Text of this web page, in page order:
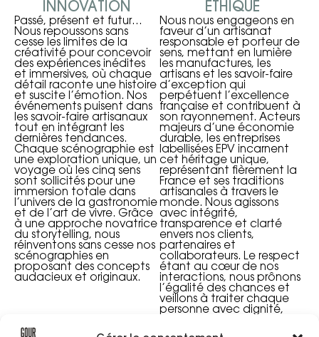
INNOVATION
Passé, présent et futur…
Nous repoussons sans
cesse les limites de la
créativité pour concevoir
des expériences inédites
et immersives, où chaque
détail raconte une histoire
et suscite l’émotion. Nos
événements puisent dans
les savoir-faire artisanaux
tout en intégrant les
dernières tendances.
Chaque scénographie est
une exploration unique, un
voyage où les cinq sens
sont sollicités pour une
immersion totale dans
l’univers de la gastronomie
et de l’art de vivre. Grâce
à une approche novatrice
du storytelling, nous
réinventons sans cesse nos
scénographies en
proposant des concepts
audacieux et originaux.
ETHIQUE
Nous nous engageons en
faveur d’un artisanat
responsable et porteur de
sens, mettant en lumière
les manufactures, les
artisans et les savoir-faire
d’exception qui
perpétuent l’excellence
française et contribuent à
son rayonnement. Acteurs
majeurs d’une économie
durable, les entreprises
labellisées EPV incarnent
cet héritage unique,
représentant fièrement la
France et ses traditions
artisanales à travers le
monde. Nous agissons
avec intégrité,
transparence et clarté
envers nos clients,
partenaires et
collaborateurs. Le respect
étant au cœur de nos
interactions, nous prônons
l’égalité des chances et
veillons à traiter chaque
personne avec dignité,
Chez Gourmets de France,